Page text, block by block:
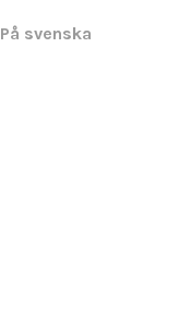
På svenska